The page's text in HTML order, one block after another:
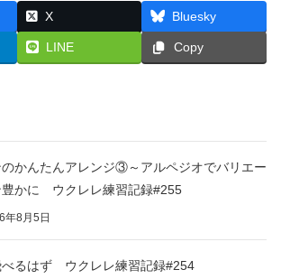
X Bluesky
LINE Copy
かんたんアレンジ③～アルペジオでバリエー
豊かに ウクレレ練習記録#255
年8月5日
べるはず ウクレレ練習記録#254